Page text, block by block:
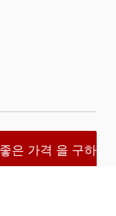
은 가격 을 구하